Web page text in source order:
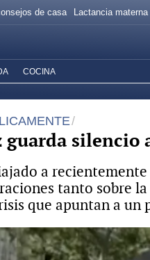
de casa Lactancia materna
COCINA
guarda
a
tanto sobre
que apuntan a